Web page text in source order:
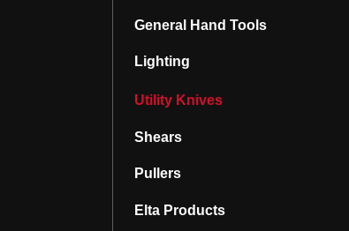
General Hand Tools
Lighting
Utility Knives
Shears
Pullers
Elta Products